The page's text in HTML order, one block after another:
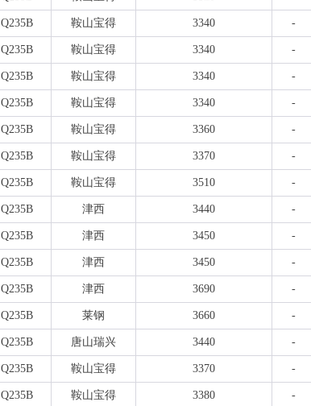
Q235B 鞍山宝得 3340 -
Q235B 鞍山宝得 3340 -
Q235B 鞍山宝得 3340 -
Q235B 鞍山宝得 3340 -
Q235B 鞍山宝得 3360 -
Q235B 鞍山宝得 3370 -
Q235B 鞍山宝得 3510 -
Q235B 津西 3440 -
Q235B 津西 3450 -
Q235B 津西 3450 -
Q235B 津西 3690 -
Q235B 莱钢 3660 -
Q235B 唐山瑞兴 3440 -
Q235B 鞍山宝得 3370 -
Q235B 鞍山宝得 3380 -